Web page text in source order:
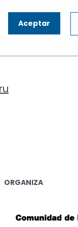
Haz
ORGANIZA
Aceptar